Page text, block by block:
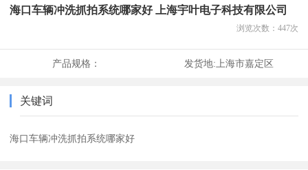
海口车辆冲洗抓拍系统哪家好 上海宇叶电子科技有限公司
浏览次数： 447次
产品规格： 发货地:上海市嘉定区
关键词
海口车辆冲洗抓拍系统哪家好